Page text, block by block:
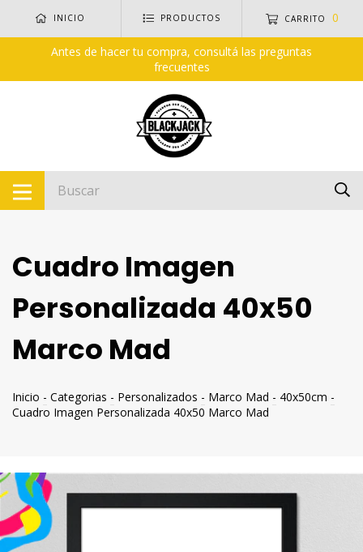
INICIO PRODUCTOS CARRITO 0
Antes de hacer tu compra, consultá las preguntas
frecuentes
Cuadro Imagen
Personalizada 40x50
Marco Mad
Inicio - Categorias - Personalizados - Marco Mad - 40x50cm -
Cuadro Imagen Personalizada 40x50 Marco Mad